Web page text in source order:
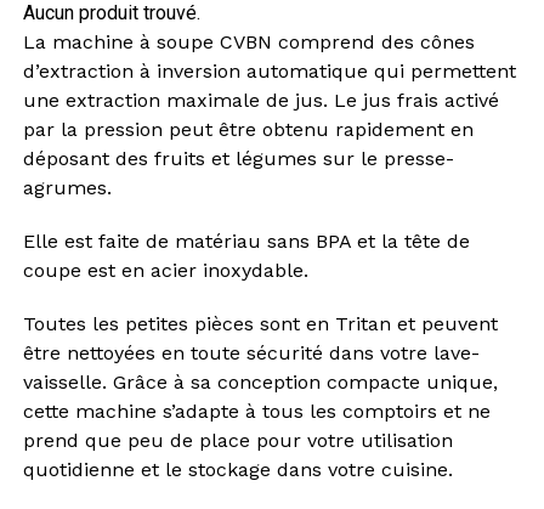
Aucun produit trouvé.
La machine à soupe CVBN comprend des cônes
d’extraction à inversion automatique qui permettent
une extraction maximale de jus. Le jus frais activé
par la pression peut être obtenu rapidement en
déposant des fruits et légumes sur le presse-
agrumes.
Elle est faite de matériau sans BPA et la tête de
coupe est en acier inoxydable.
Toutes les petites pièces sont en Tritan et peuvent
être nettoyées en toute sécurité dans votre lave-
vaisselle. Grâce à sa conception compacte unique,
cette machine s’adapte à tous les comptoirs et ne
prend que peu de place pour votre utilisation
quotidienne et le stockage dans votre cuisine.